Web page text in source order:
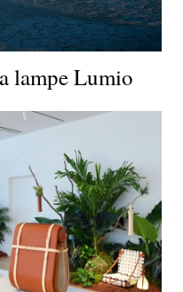
lampe Lumio